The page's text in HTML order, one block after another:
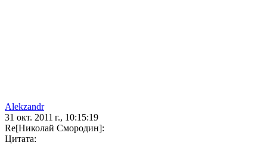
Alekzandr
31 окт. 2011 г., 10:15:19
Re[Николай Смородин]:
Цитата: